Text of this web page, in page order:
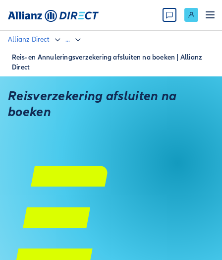
Allianz Direct ...
Reis- en Annuleringsverzekering afsluiten na boeken | Allianz
Direct
Reisverzekering afsluiten na
boeken